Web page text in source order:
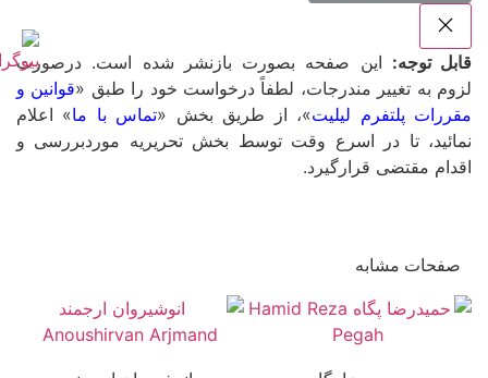
قابل توجه: این صفحه بصورت بازنشر شده است. درصورت
لزوم به تغییر مندرجات، لطفاً درخواست خود را طبق «قوانین و
مقررات پلتفرم لیلیت»، از طریق بخش «تماس با ما» اعلام
نمائید، تا در اسرع وقت توسط بخش تحریریه موردبررسی و
اقدام مقتضی قرارگیرد.
صفحات مشابه